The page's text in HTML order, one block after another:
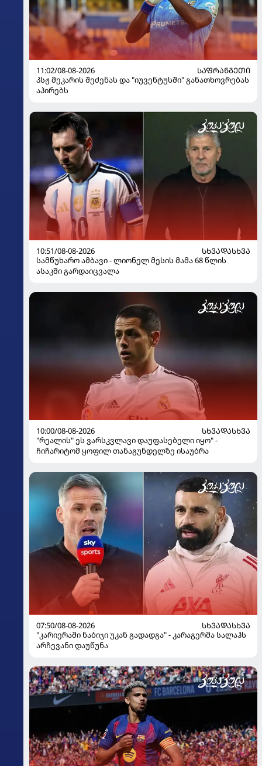
11:02/08-08-2026
ᲡᲐᲤᲠᲐᲜᲒᲔᲗᲘ
პსჟ მეკარის შეძენას და "იუვენტუსში" განათხოვრებას
აპირებს
10:51/08-08-2026
ᲡᲮᲕᲐᲓᲐᲡᲮᲕᲐ
სამწუხარო ამბავი - ლიონელ მესის მამა 68 წლის
ასაკში გარდაიცვალა
10:00/08-08-2026
ᲡᲮᲕᲐᲓᲐᲡᲮᲕᲐ
"რეალის" ეს ვარსკვლავი დაუფასებელი იყო" -
ჩიჩარიტომ ყოფილ თანაგუნდელზე ისაუბრა
07:50/08-08-2026
ᲡᲮᲕᲐᲓᲐᲡᲮᲕᲐ
"კარიერაში ნაბიჯი უკან გადადგა" - კარაგერმა სალაჰს
არჩევანი დაუწუნა